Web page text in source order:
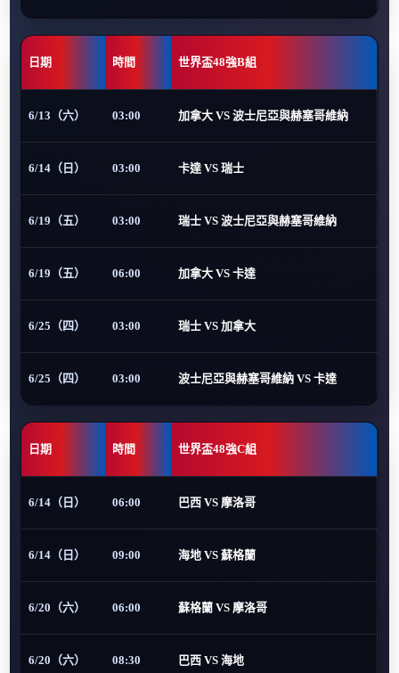
日期 時間 世界盃48強B組
6/13（六） 03:00 加拿大 VS 波士尼亞與赫塞哥維納
6/14（日） 03:00 卡達 VS 瑞士
6/19（五） 03:00 瑞士 VS 波士尼亞與赫塞哥維納
6/19（五） 06:00 加拿大 VS 卡達
6/25（四） 03:00 瑞士 VS 加拿大
6/25（四） 03:00 波士尼亞與赫塞哥維納 VS 卡達
日期 時間 世界盃48強C組
6/14（日） 06:00 巴西 VS 摩洛哥
6/14（日） 09:00 海地 VS 蘇格蘭
6/20（六） 06:00 蘇格蘭 VS 摩洛哥
6/20（六） 08:30 巴西 VS 海地